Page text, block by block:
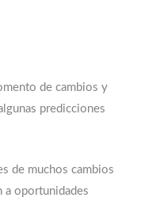
de cambios y
predicciones
de muchos cambios
a oportunidades